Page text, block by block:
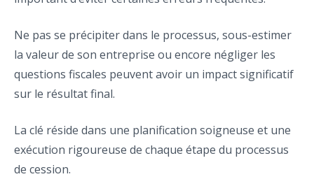
Ne pas se précipiter dans le processus, sous-estimer
la valeur de son entreprise ou encore négliger les
questions fiscales peuvent avoir un impact significatif
sur le résultat final.
La clé réside dans une planification soigneuse et une
exécution rigoureuse de chaque étape du processus
de cession.